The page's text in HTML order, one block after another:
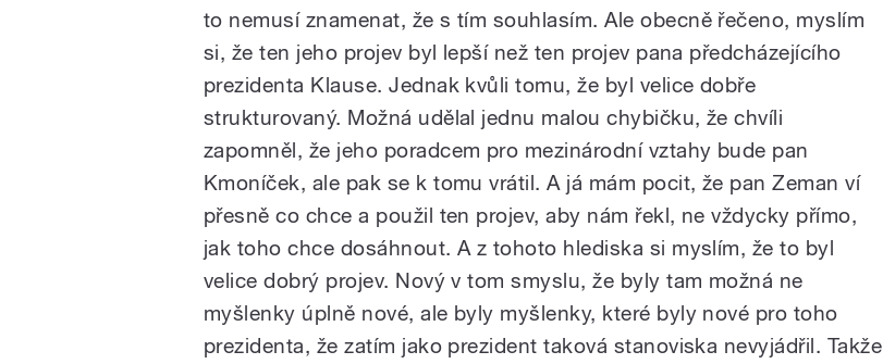
to nemusí znamenat, že s tím souhlasím. Ale obecně řečeno, myslím
si, že ten jeho projev byl lepší než ten projev pana předcházejícího
prezidenta Klause. Jednak kvůli tomu, že byl velice dobře
strukturovaný. Možná udělal jednu malou chybičku, že chvíli
zapomněl, že jeho poradcem pro mezinárodní vztahy bude pan
Kmoníček, ale pak se k tomu vrátil. A já mám pocit, že pan Zeman ví
přesně co chce a použil ten projev, aby nám řekl, ne vždycky přímo,
jak toho chce dosáhnout. A z tohoto hlediska si myslím, že to byl
velice dobrý projev. Nový v tom smyslu, že byly tam možná ne
myšlenky úplně nové, ale byly myšlenky, které byly nové pro toho
prezidenta, že zatím jako prezident taková stanoviska nevyjádřil. Takže